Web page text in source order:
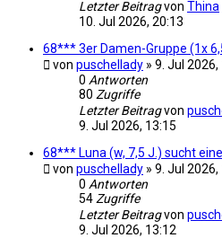
Letzter Beitragvon Thina
10. Jul 2026, 20:13
68*** 3er Damen-Gruppe (1x
von puschellady » 9. Jul 2026,
0 Antworten
80 Zugriffe
Letzter Beitragvon
9. Jul 2026, 13:15
68*** Luna (w, 7,5 J.) sucht
von puschellady » 9. Jul 2026,
0 Antworten
54 Zugriffe
Letzter Beitragvon
9. Jul 2026, 13:12